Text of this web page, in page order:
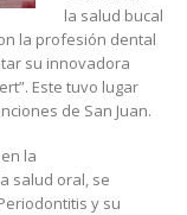
la salud bucal
la profesión dental
su innovadora
Este tuvo lugar
de San Juan.
en la
salud oral, se
y su